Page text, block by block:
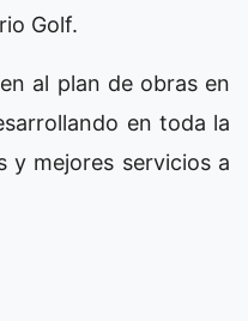
Golf.
al plan de obras en
en toda la
y mejores servicios a